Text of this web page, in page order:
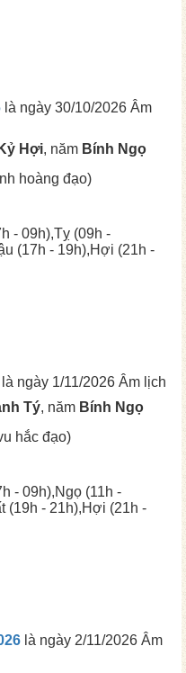
là ngày 30/10/2026 Âm
Kỷ Hợi, năm Bính Ngọ
hoàng đạo)
- 09h),Tỵ (09h -
(17h - 19h),Hợi (21h -
là ngày 1/11/2026 Âm lịch
Tý, năm Bính Ngọ
hắc đạo)
- 09h),Ngọ (11h -
(19h - 21h),Hợi (21h -
là ngày 2/11/2026 Âm